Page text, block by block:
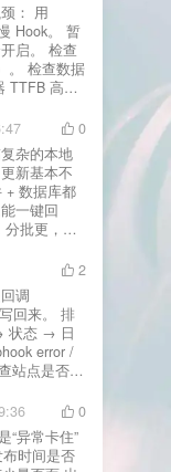
用
。 暂
检查
据
0
杂的本地
新基本不
一键回
批更，先
、文章
。 最好再
一崩了，
很✅😎希望
2
调
来。 排
error /
应缓存）
致命错误
0
“异常卡住”
时间是否